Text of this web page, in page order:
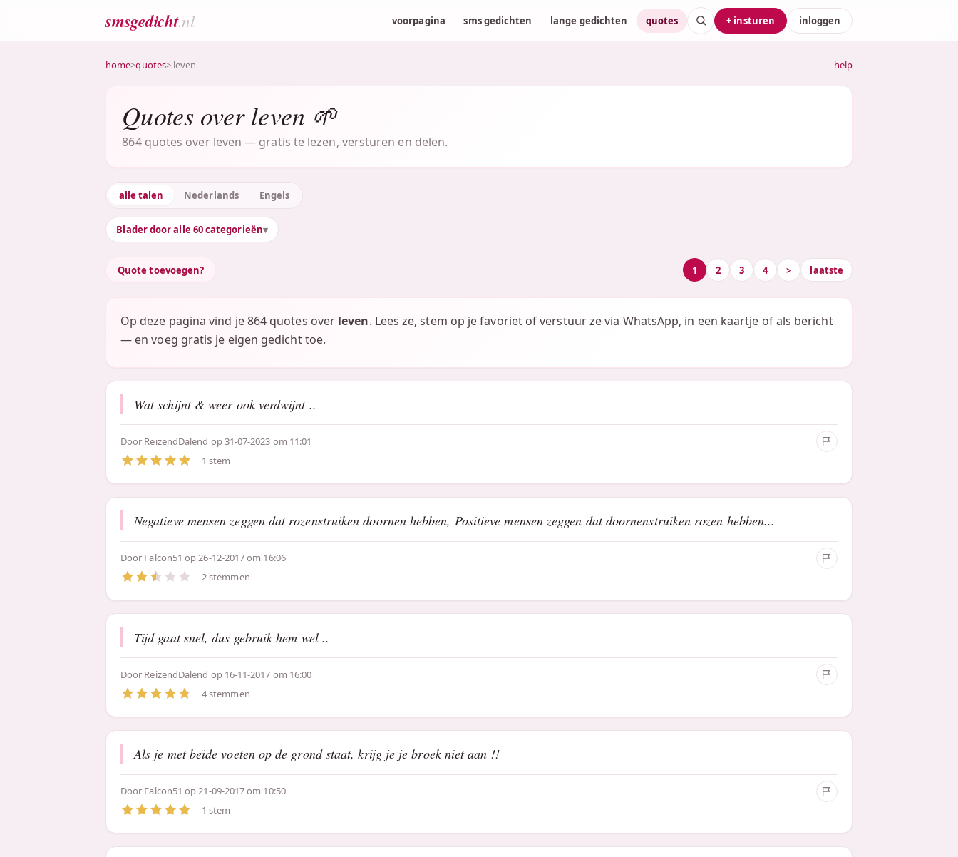
smsgedicht.nl voorpagina sms gedichten lange gedichten quotes + insturen inloggen
home>quotes> leven help
Quotes over leven 🌱
864 quotes over leven — gratis te lezen, versturen en delen.
alle talen Nederlands Engels
Blader door alle 60 categorieën
Quote toevoegen? 1 2 3 4 > laatste
Op deze pagina vind je 864 quotes over leven. Lees ze, stem op je favoriet of verstuur ze via WhatsApp, in een kaartje of als bericht
— en voeg gratis je eigen gedicht toe.
Wat schijnt & weer ook verdwijnt ..
Door ReizendDalend op 31-07-2023 om 11:01
1 stem
Negatieve mensen zeggen dat rozenstruiken doornen hebben, Positieve mensen zeggen dat doornenstruiken rozen hebben...
Door Falcon51 op 26-12-2017 om 16:06
2 stemmen
Tijd gaat snel, dus gebruik hem wel ..
Door ReizendDalend op 16-11-2017 om 16:00
4 stemmen
Als je met beide voeten op de grond staat, krijg je je broek niet aan !!
Door Falcon51 op 21-09-2017 om 10:50
1 stem